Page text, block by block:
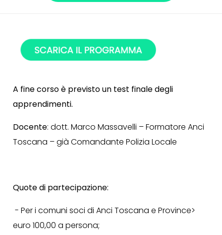
A fine corso è previsto un test finale degli
apprendimenti.
Docente: dott. Marco Massavelli – Formatore Anci
Toscana – già Comandante Polizia Locale
Quote di partecipazione:
- Per i comuni soci di Anci Toscana e Province>
euro 100,00 a persona;